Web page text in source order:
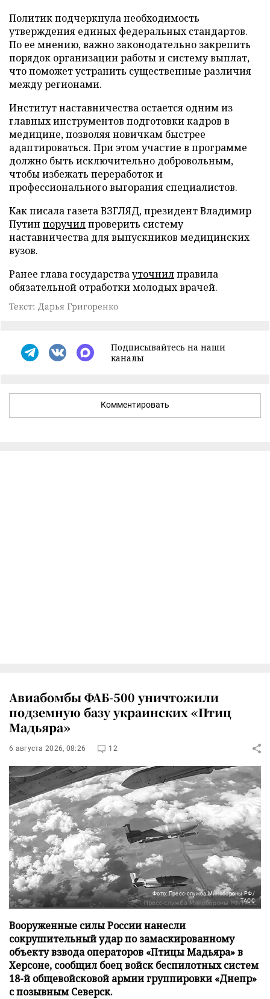
Политик подчеркнула необходимость
утверждения единых федеральных стандартов.
По ее мнению, важно законодательно закрепить
порядок организации работы и систему выплат,
что поможет устранить существенные различия
между регионами.
Институт наставничества остается одним из
главных инструментов подготовки кадров в
медицине, позволяя новичкам быстрее
адаптироваться. При этом участие в программе
должно быть исключительно добровольным,
чтобы избежать переработок и
профессионального выгорания специалистов.
Как писала газета ВЗГЛЯД, президент Владимир
Путин поручилпроверить систему
наставничества для выпускников медицинских
вузов.
Ранее глава государствауточнилправила
обязательной отработки молодых врачей.
Текст: Дарья Григоренко
Подписывайтесь на наши
каналы
Комментировать
Авиабомбы ФАБ-500 уничтожили
подземную базу украинских «Птиц
Мадьяра»
6 августа 2026, 08:26 12
Фото: Пресс-служба Минобороны РФ/
ТАСС
Вооруженные силы России нанесли
сокрушительный удар по замаскированному
объекту взвода операторов «Птицы Мадьяра» в
Херсоне, сообщил боец войск беспилотных систем
18-й общевойсковой армии группировки «Днепр»
с позывным Северск.